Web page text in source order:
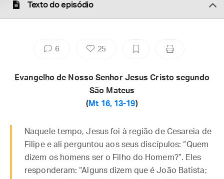
Texto do episódio
6 25
Evangelho de Nosso Senhor Jesus Cristo segundo
São Mateus
( Mt 16, 13-19)
Naquele tempo, Jesus foi à região de Cesareia de
Filipe e ali perguntou aos seus discípulos: “Quem
dizem os homens ser o Filho do Homem?”. Eles
responderam: “Alguns dizem que é João Batista;